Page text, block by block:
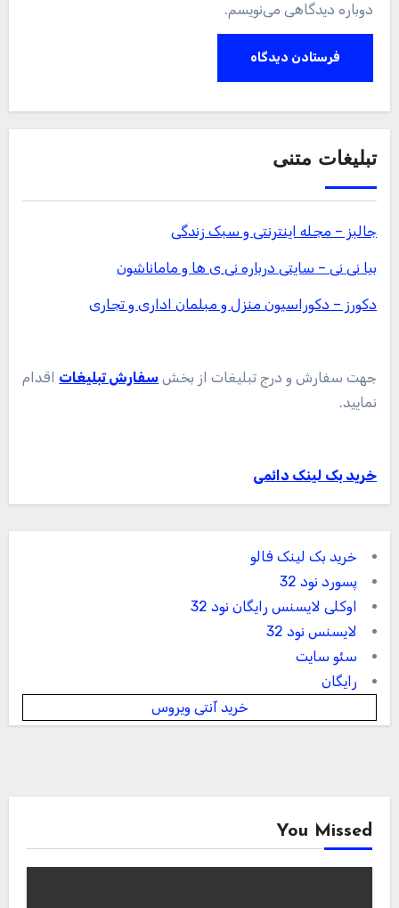
دوباره دیدگاهی می‌نویسم.
تبلیغات متنی
جالبز – مجله اینترنتی و سبک زندگی
بیا نی نی – سایتی درباره نی ی ها و ماماناشون
دکورز – دکوراسیون منزل و مبلمان اداری و تجاری
جهت سفارش و درج تبلیغات از بخش سفارش تبلیغات اقدام
نمایید.
خرید بک لینک دائمی
خرید بک لینک فالو
پسورد نود 32
اوکلی لایسنس رایگان نود 32
لایسنس نود 32
سئو سایت
رایگان
خرید آنتی ویروس
You Missed